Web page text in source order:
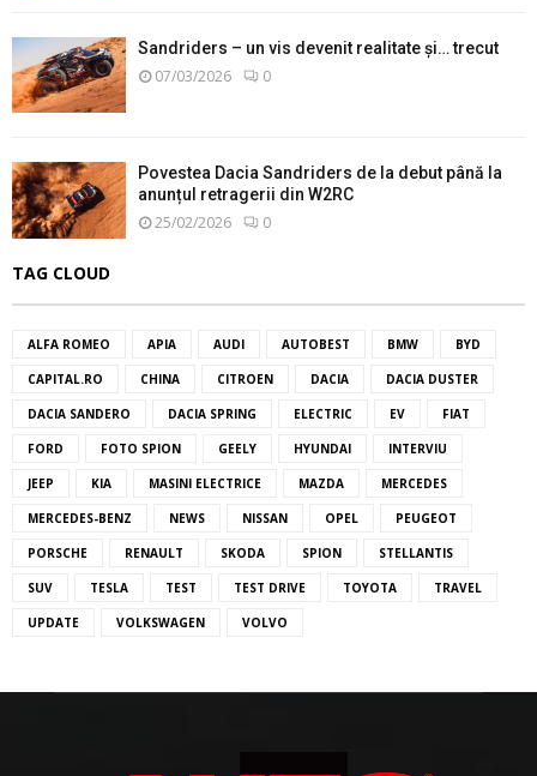
Sandriders – un vis devenit realitate și… trecut
07/03/2026 0
Povestea Dacia Sandriders de la debut până la
anunțul retragerii din W2RC
25/02/2026 0
TAG CLOUD
ALFA ROMEO APIA AUDI AUTOBEST BMW BYD
CAPITAL.RO CHINA CITROEN DACIA DACIA DUSTER
DACIA SANDERO DACIA SPRING ELECTRIC EV FIAT
FORD FOTO SPION GEELY HYUNDAI INTERVIU
JEEP KIA MASINI ELECTRICE MAZDA MERCEDES
MERCEDES-BENZ NEWS NISSAN OPEL PEUGEOT
PORSCHE RENAULT SKODA SPION STELLANTIS
SUV TESLA TEST TEST DRIVE TOYOTA TRAVEL
UPDATE VOLKSWAGEN VOLVO